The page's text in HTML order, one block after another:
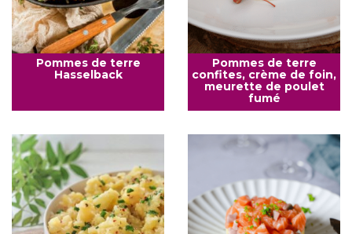
Pommes de terre
Hasselback
Pommes de terre
confites, crème de foin,
meurette de poulet
fumé